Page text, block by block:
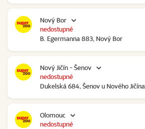
Nový Bor
B. Egermanna 883, Nový Bor
nedostupné
Nový Jičín - Šenov
Dukelská 684, Šenov u Nového Jičína
nedostupné
Olomouc
nedostupné